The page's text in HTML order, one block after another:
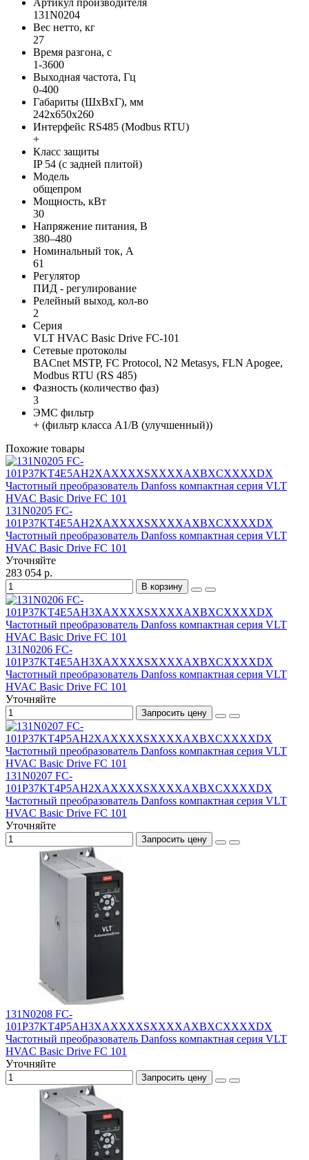
Артикул производителя
131N0204
Вес нетто, кг
27
Время разгона, с
1-3600
Выходная частота, Гц
0-400
Габариты (ШхВхГ), мм
242x650x260
Интерфейс RS485 (Modbus RTU)
+
Класс защиты
IP 54 (с задней плитой)
Модель
общепром
Мощность, кВт
30
Напряжение питания, В
380–480
Номинальный ток, А
61
Регулятор
ПИД - регулирование
Релейный выход, кол-во
2
Серия
VLT HVAC Basic Drive FC-101
Сетевые протоколы
BACnet MSTP, FC Protocol, N2 Metasys, FLN Apogee,
Modbus RTU (RS 485)
Фазность (количество фаз)
3
ЭМС фильтр
+ (фильтр класса A1/B (улучшенный))
Похожие товары
131N0205 FC-
101P37KT4E5AH2XAXXXXSXXXXAXBXCXXXXDX
Частотный преобразователь Danfoss компактная серия VLT
HVAC Basic Drive FC 101
Уточняйте
283 054 р.
В корзину
131N0206 FC-
101P37KT4E5AH3XAXXXXSXXXXAXBXCXXXXDX
Частотный преобразователь Danfoss компактная серия VLT
HVAC Basic Drive FC 101
Уточняйте
Запросить цену
131N0207 FC-
101P37KT4P5AH2XAXXXXSXXXXAXBXCXXXXDX
Частотный преобразователь Danfoss компактная серия VLT
HVAC Basic Drive FC 101
Уточняйте
Запросить цену
131N0208 FC-
101P37KT4P5AH3XAXXXXSXXXXAXBXCXXXXDX
Частотный преобразователь Danfoss компактная серия VLT
HVAC Basic Drive FC 101
Уточняйте
Запросить цену